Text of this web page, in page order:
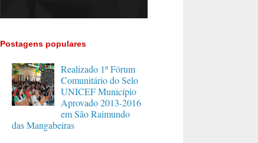
Postagens populares
Realizado 1º Fórum
Comunitário do Selo
UNICEF Município
Aprovado 2013-2016
em São Raimundo
das Mangabeiras